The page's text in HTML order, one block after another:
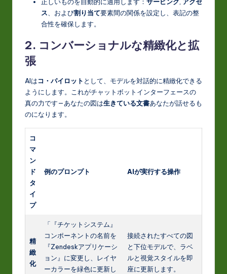
ス 、および割り当て要素間の関係を設定し、表記の整
合性を確保します。
2. コンバーショナルな精緻化と拡
張
AIはコ・パイロット として、モデルを対話的に精緻化できる
ようにします。これがチャットボットインターフェースの
真の力です—あなたの図は生きている文書あなたが話せるも
のになります。
コ
マ
ン
ド
タ
イ
プ
例のプロンプト AIが実行する操作
精
緻
化
「『チケットシステム』
コンポーネントの名前を
『Zendeskアプリケーシ
ョン』に変更し、レイヤ
ーカラーを緑色に更新し
接続されたすべての図
と下位モデルで、ラベ
ルと視覚スタイルを即
座に更新します。